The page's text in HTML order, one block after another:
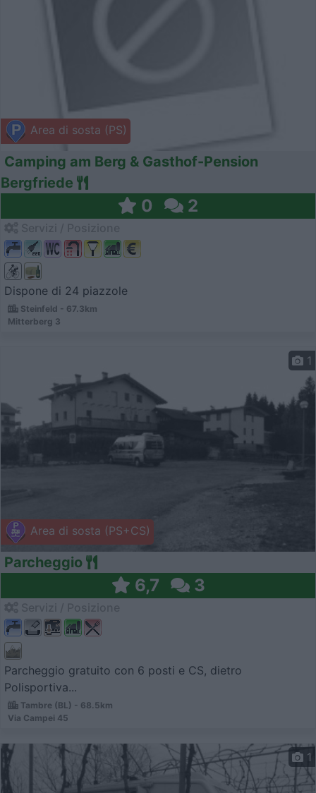
Area di sosta (PS)
Camping am Berg & Gasthof-Pension
Bergfriede
0 2
Dispone di 24 piazzole
Steinfeld - 67.3km
Mitterberg 3
Area di sosta (PS+CS)
1
Parcheggio
6,7 3
Parcheggio gratuito con 6 posti e CS, dietro
Polisportiva...
Tambre (BL) - 68.5km
Via Campei 45
1